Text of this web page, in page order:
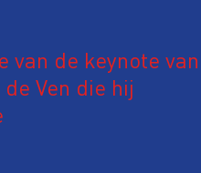
van de keynote van
Ven die hij